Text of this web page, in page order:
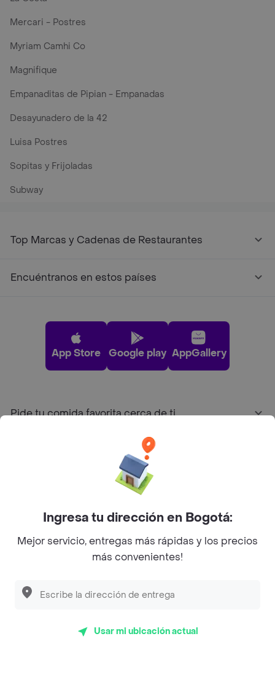
Mercari - Postres
Myriam Camhi Co
Magnifique
Empanaditas de Pipian - Empanadas
Desayunadero de la 42
Luisa Postres
Sopitas y Frijoladas
Subway
Top Marcas y Cadenas de Restaurantes
Encuéntranos en estos países
App Store Google play AppGallery
Pide tu comida favorita cerca de ti
Sobre Rappi
Facebook
Twitter
Instagram
©2026Rappi Inc. All rights reserved.
Ingresa tu dirección en Bogotá:
Mejor servicio, entregas más rápidas y los precios
más convenientes!
Usar mi ubicación actual